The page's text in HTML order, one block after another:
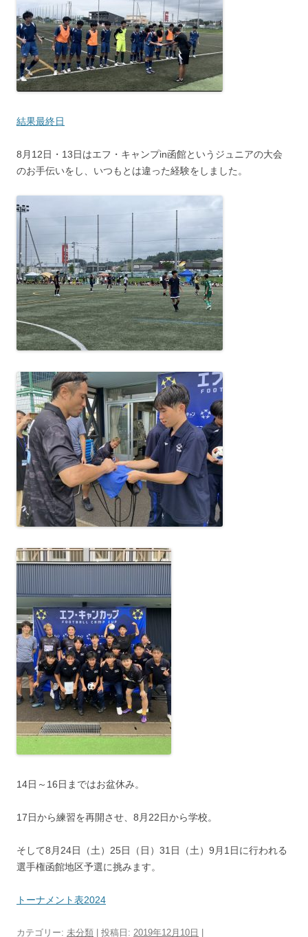
結果最終日
8月12日・13日はエフ・キャンプin函館というジュニアの大会
のお手伝いをし、いつもとは違った経験をしました。
14日～16日まではお盆休み。
17日から練習を再開させ、8月22日から学校。
そして8月24日（土）25日（日）31日（土）9月1日に行われる
選手権函館地区予選に挑みます。
トーナメント表2024
カテゴリー: 未分類 | 投稿日: 2019年12月10日